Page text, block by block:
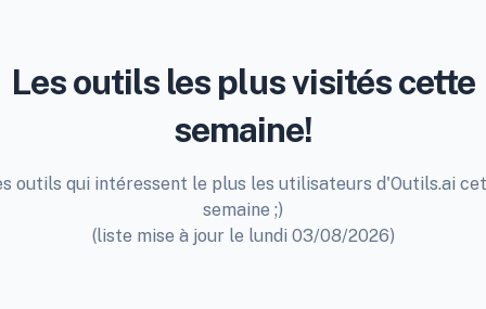
Les outils les plus visités cette
semaine!
outils qui intéressent le plus les utilisateurs d'Outils.ai
semaine ;)
(liste mise à jour le lundi 03/08/2026)